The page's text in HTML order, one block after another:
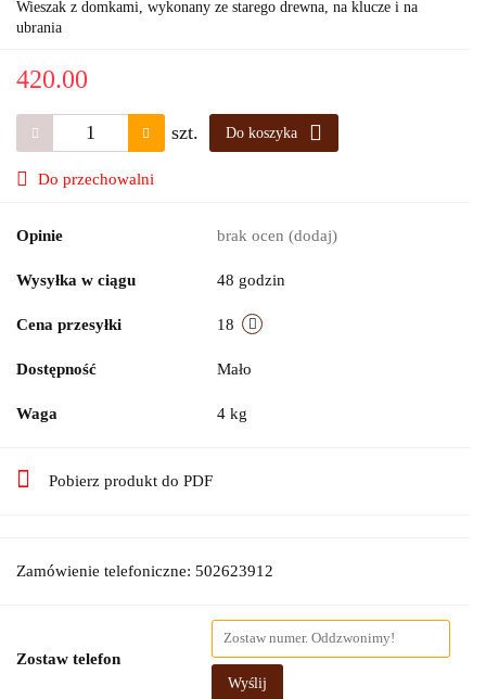
Wieszak z domkami, wykonany ze starego drewna, na klucze i na
ubrania
420.00
szt. Do koszyka
Do przechowalni
Opinie brak ocen (dodaj)
Wysyłka w ciągu 48 godzin
Cena przesyłki 18
Dostępność Mało
Waga 4 kg
Pobierz produkt do PDF
Zamówienie telefoniczne: 502623912
Zostaw telefon
Wyślij